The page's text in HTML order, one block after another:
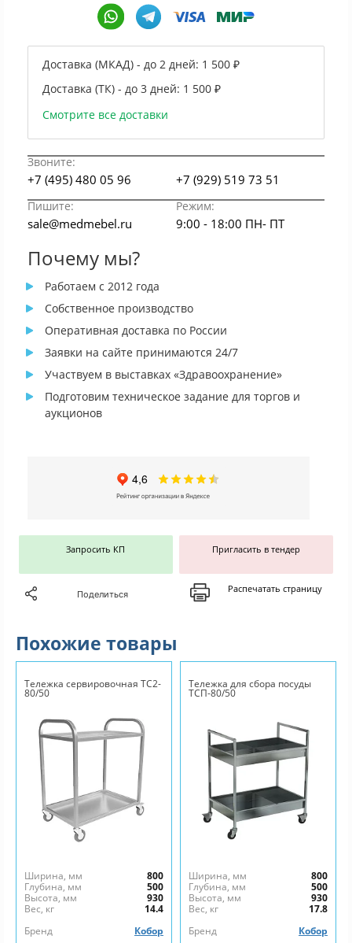
Доставка (МКАД) - до 2 дней: 1 500 ₽
Доставка (ТК) - до 3 дней: 1 500 ₽
Смотрите все доставки
Звоните:
+7 (495) 480 05 96 +7 (929) 519 73 51
Пишите: Режим:
sale@medmebel.ru 9:00 - 18:00 ПН- ПТ
Почему мы?
Работаем с 2012 года
Собственное производство
Оперативная доставка по России
Заявки на сайте принимаются 24/7
Участвуем в выставках «Здравоохранение»
Подготовим техническое задание для торгов и
аукционов
Запросить КП Пригласить в тендер
Поделиться Распечатать страницу
Похожие товары
Тележка сервировочная ТС2-
80/50
Ширина, мм
800
Глубина, мм
500
Высота, мм
930
Вес, кг
14.4
Бренд
Кобор
Тележка для сбора посуды
ТСП-80/50
Ширина, мм
800
Глубина, мм
500
Высота, мм
930
Вес, кг
17.8
Бренд
Кобор